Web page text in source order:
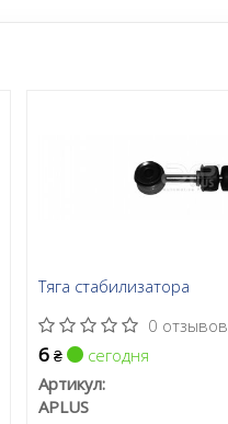
Тяга стабилизатора
0 отзывов
6₴
сегодня
Артикул:
APLUS